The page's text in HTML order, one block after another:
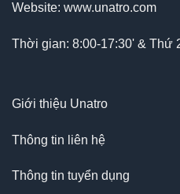
Website: www.unatro.com
Thời gian: 8:00-17:30' & Thứ
Giới thiệu Unatro
Thông tin liên hệ
Thông tin tuyển dụng